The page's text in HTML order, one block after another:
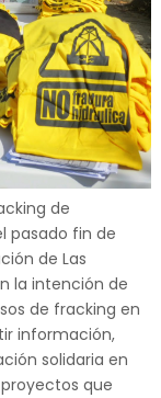
de
pasado fin de
de Las
la intención de
de fracking en
información,
solidaria en
que